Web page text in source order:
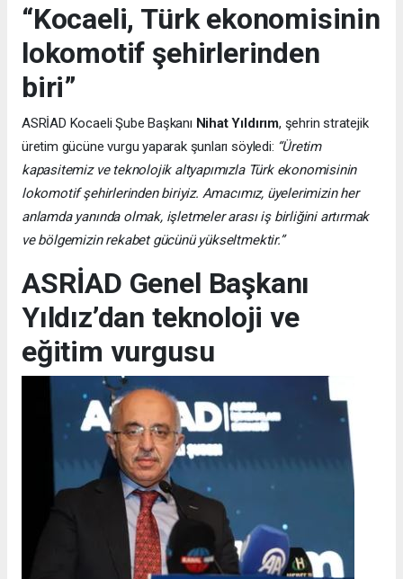
“Kocaeli, Türk ekonomisinin
lokomotif şehirlerinden
biri”
ASRİAD Kocaeli Şube Başkanı Nihat Yıldırım, şehrin stratejik
üretim gücüne vurgu yaparak şunları söyledi: “Üretim
kapasitemiz ve teknolojik altyapımızla Türk ekonomisinin
lokomotif şehirlerinden biriyiz. Amacımız, üyelerimizin her
anlamda yanında olmak, işletmeler arası iş birliğini artırmak
ve bölgemizin rekabet gücünü yükseltmektir.”
ASRİAD Genel Başkanı
Yıldız’dan teknoloji ve
eğitim vurgusu